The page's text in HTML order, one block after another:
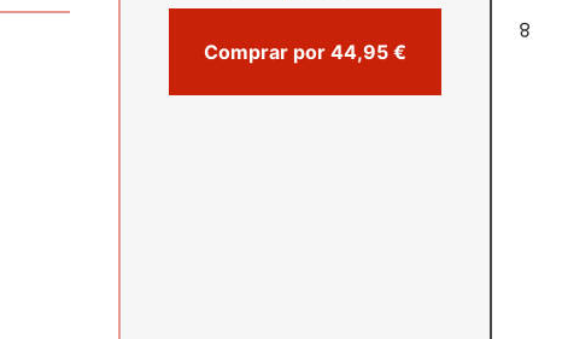
8
Comprar por 44,95 €